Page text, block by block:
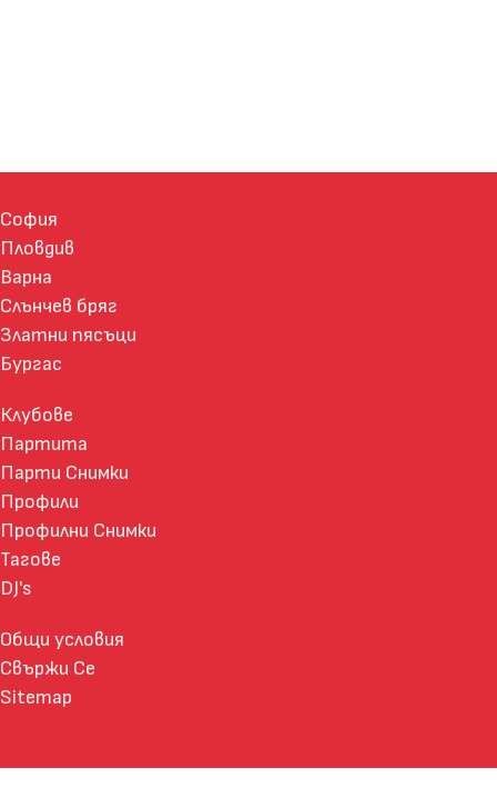
София
Пловдив
Варна
Слънчев бряг
Златни пясъци
Бургас
Клубове
Партита
Парти Снимки
Профили
Профилни Снимки
Тагове
DJ's
Общи условия
Свържи Се
Sitemap